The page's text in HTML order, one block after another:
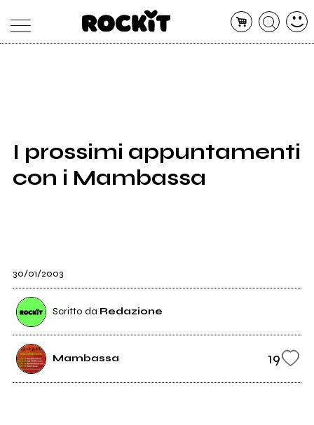
SHOP
RADIO
I prossimi appuntamenti
con i Mambassa
30/01/2003
Scritto da Redazione
Mambassa 19